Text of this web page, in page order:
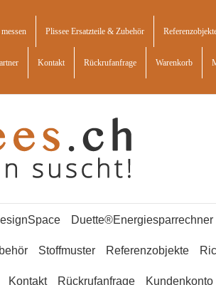
Plissee Ersatzteile & Zubehör
Kontakt Rückrufanfrage Warenkorb
Duette®Energiesparrechner
Stoffmuster Referenzobjekte
Kontakt Rückrufanfrage Kundenkonto